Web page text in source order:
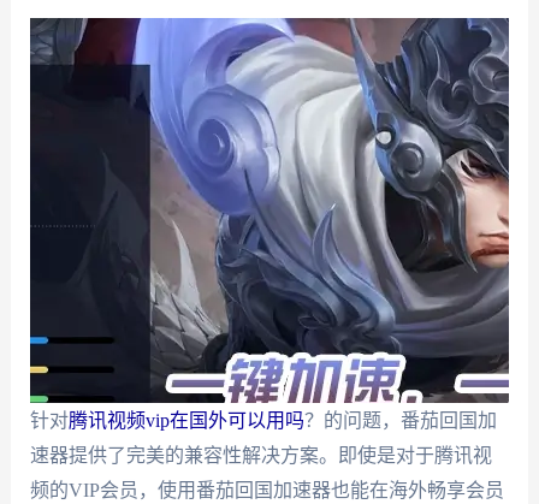
针对腾讯视频vip在国外可以用吗？的问题，番茄回国加
速器提供了完美的兼容性解决方案。即使是对于腾讯视
频的VIP会员，使用番茄回国加速器也能在海外畅享会员